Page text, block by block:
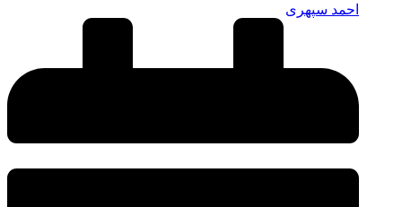
احمد سپهری